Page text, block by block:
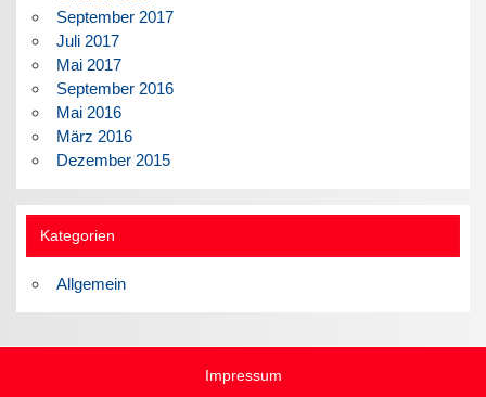
September 2017
Juli 2017
Mai 2017
September 2016
Mai 2016
März 2016
Dezember 2015
Kategorien
Allgemein
Impressum